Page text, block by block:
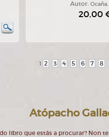
Autor:
20,00
1 2 3 4 5 6 7 8
Atópacho
libro que estás a procurar? Non